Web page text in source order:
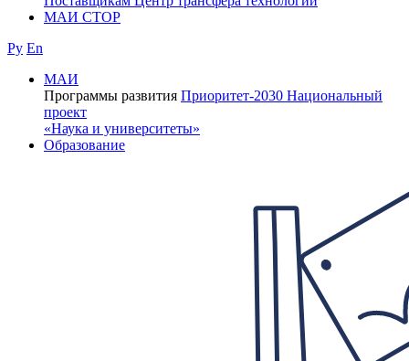
МАИ СТОР
Ру En
МАИ
Программы развития Приоритет-2030 Национальный
проект
«Наука и университеты»
Образование